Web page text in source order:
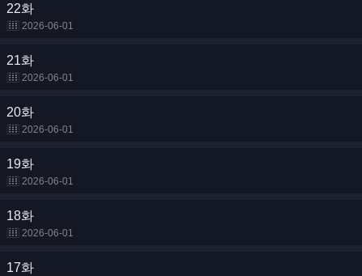
22화
2026-06-01
21화
2026-06-01
20화
2026-06-01
19화
2026-06-01
18화
2026-06-01
17화